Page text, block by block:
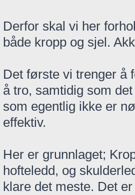
Derfor skal vi her
både kropp og sjel.
Det første vi trenger å
å tro, samtidig som
som egentlig ikke er
effektiv.
Her er grunnlaget;
hofteledd, og
klare det meste. Det